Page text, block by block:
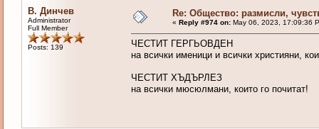
В. Динчев
Administrator
Full Member
Posts: 139
Re: Общество: размисли,
« Reply #974 on:May 06, 2023, 17:09:36
ЧЕСТИТ ГЕРГЬОВДЕН
на всички именици и всички християни,
ЧЕСТИТ ХЪДЪРЛЕЗ
на всички мюсюлмани, които го почитат!